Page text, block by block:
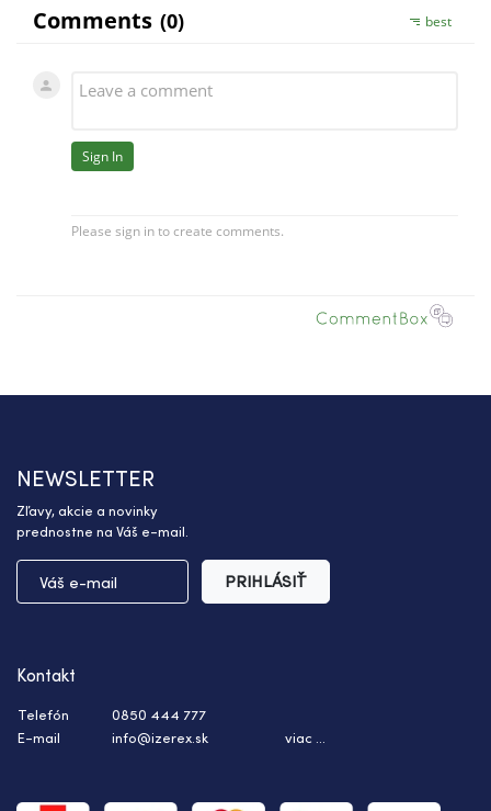
NEWSLETTER
Zľavy, akcie a novinky
prednostne na Váš e-mail.
PRIHLÁSIŤ
Kontakt
Telefón
0850 444 777
E-mail
info@izerex.sk viac ...